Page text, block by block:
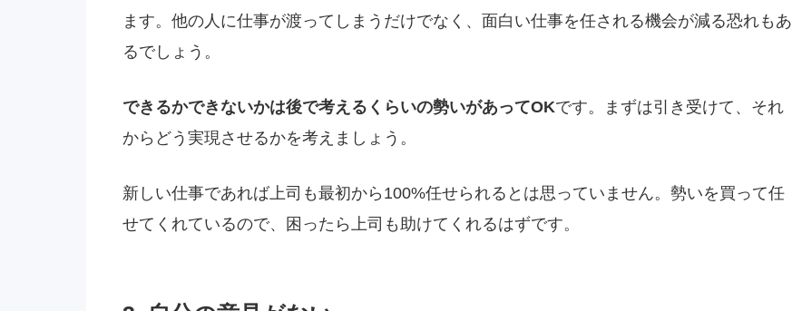
ます。他の人に仕事が渡ってしまうだけでなく、面白い仕事を任される機会が減る恐れもあ
るでしょう。
できるかできないかは後で考えるくらいの勢いがあってOKです。まずは引き受けて、それ
からどう実現させるかを考えましょう。
新しい仕事であれば上司も最初から100%任せられるとは思っていません。勢いを買って任
せてくれているので、困ったら上司も助けてくれるはずです。